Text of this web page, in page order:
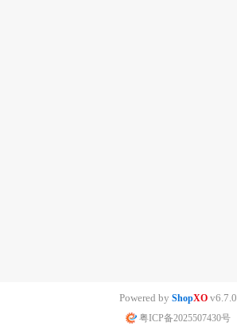
Powered by ShopXO v6.7.0
粤ICP备2025507430号